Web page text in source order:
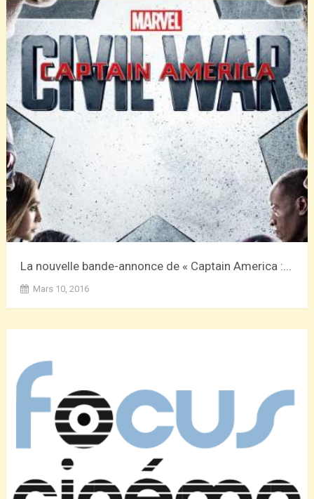
La nouvelle bande-annonce de « Captain America :...
Mars 10, 2016